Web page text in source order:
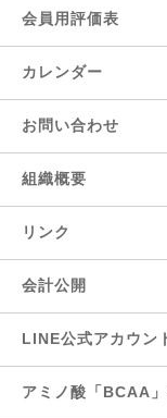
会員用評価表
カレンダー
お問い合わせ
組織概要
リンク
会計公開
LINE公式アカウン
アミノ酸「BCAA